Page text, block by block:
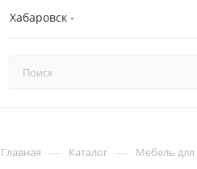
Хабаровск
Главная — Каталог — Мебель для